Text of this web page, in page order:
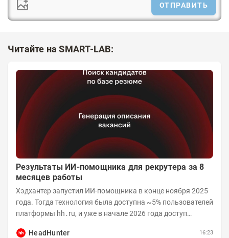
ОТПРАВИТЬ
Читайте на SMART-LAB:
Результаты ИИ-помощника для рекрутера за 8
месяцев работы
Хэдхантер запустил ИИ-помощника в конце ноября 2025
года. Тогда технология была доступна ~5% пользователей
платформы hh․ru, и уже в начале 2026 года доступ
HeadHunter
16:23